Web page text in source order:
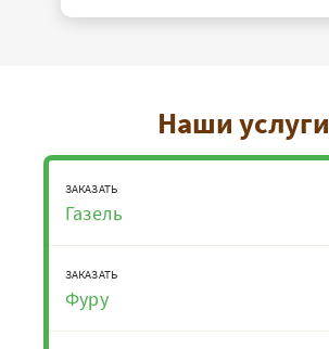
Наши услуги
ЗАКАЗАТЬ
Газель
ЗАКАЗАТЬ
Фуру